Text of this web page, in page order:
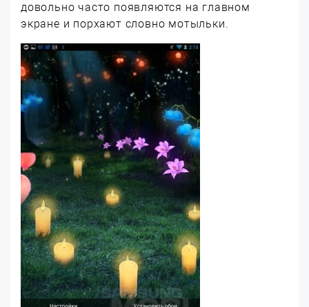
довольно часто появляются на главном
экране и порхают словно мотыльки.